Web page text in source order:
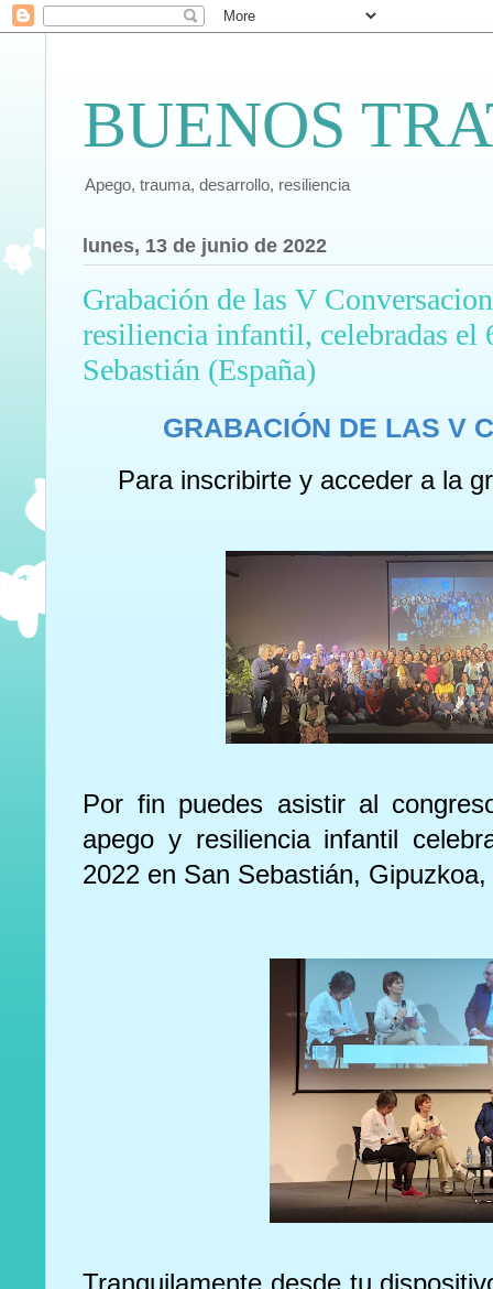
BUENOS
Apego, trauma, desarrollo, resiliencia
lunes, 13 de junio de 2022
Grabación de las V
resiliencia infantil, celebradas el
Sebastián (España)
GRABACIÓN DE LAS V
Para inscribirte y acceder a la
Por fin puedes asistir al
apego y resiliencia infantil
2022 en San Sebastián,
Tranquilamente desde tu